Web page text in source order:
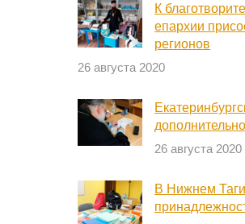
К
епархии
регионов
26 августа 2020
26 августа 2020
В Нижнем